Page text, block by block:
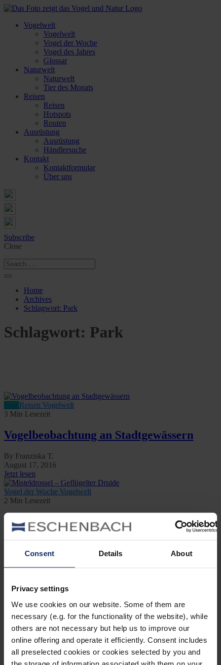
Consent Details About
Privacy settings
We use cookies on our website. Some of them are
necessary (e.g. for the functionality of the website), while
others are not necessary but help us to improve our
online offering and operate it efficiently. Consent includes
all preselected cookies or cookies selected by you and
Vogelwelt
Vogelwelt
Vogel der Woche
Vogel des Jahres
Glossar
Naturwelt
Naturwelt
Tier des Monats
Reisen
Reisen
Hotspots
Routen
Ausrüstung
Ausrüstung
Händlersuche
Kontakt
Kontaktformular
Über uns
Subscribe
Close
Home
Archives
Schlagwort: Park
Schlagwort: Park
Reisen Vogelwelt
3 Min Lesezeit
Vogelbeobachtung an Stadtgewässern
By Franziska T.
August 17, 2016
Jetzt lesen
Vogel der Woche Vogelwelt
2 Min Lesezeit
Misteldrossel – Geflügelter Druide
By Franziska T.
Februar 26, 2016
Ausrüstung
Neu
Reisen
Tier des Monats
Vogel der Woche
Vogel des Jahres